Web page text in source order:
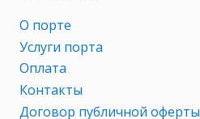
О порте
Услуги порта
Оплата
Контакты
Договор публичной оферты